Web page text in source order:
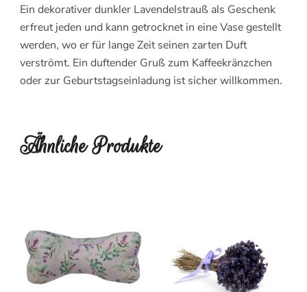
Ein dekorativer dunkler Lavendelstrauß als Geschenk
erfreut jeden und kann getrocknet in eine Vase gestellt
werden, wo er für lange Zeit seinen zarten Duft
verströmt. Ein duftender Gruß zum Kaffeekränzchen
oder zur Geburtstagseinladung ist sicher willkommen.
Ähnliche Produkte